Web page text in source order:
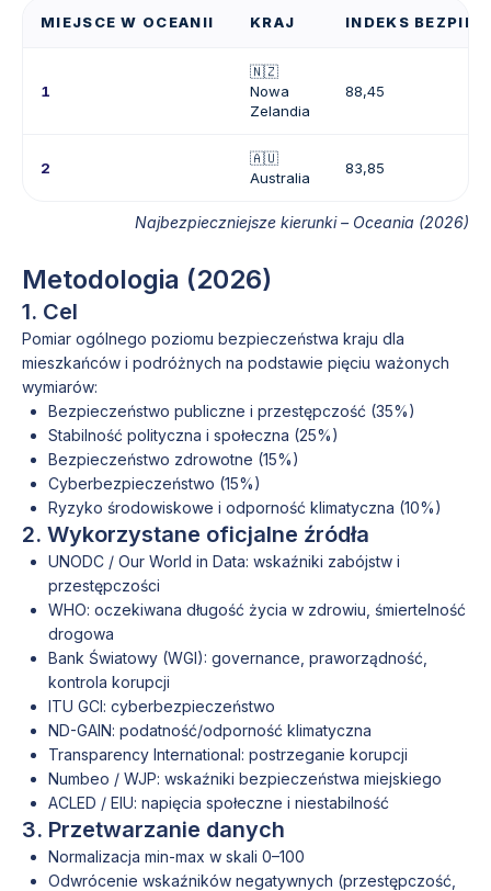
MIEJSCE W OCEANII KRAJ INDEKS
1
🇳🇿
Nowa
Zelandia
88,45
2
🇦🇺
Australia
83,85
Najbezpieczniejsze kierunki – Oceania (2026)
Metodologia (2026)
1. Cel
Pomiar ogólnego poziomu bezpieczeństwa kraju dla
mieszkańców i podróżnych na podstawie pięciu ważonych
wymiarów:
Bezpieczeństwo publiczne i przestępczość (35%)
Stabilność polityczna i społeczna (25%)
Bezpieczeństwo zdrowotne (15%)
Cyberbezpieczeństwo (15%)
Ryzyko środowiskowe i odporność klimatyczna (10%)
2. Wykorzystane oficjalne źródła
UNODC / Our World in Data: wskaźniki zabójstw i
przestępczości
WHO: oczekiwana długość życia w zdrowiu, śmiertelność
drogowa
Bank Światowy (WGI): governance, praworządność,
kontrola korupcji
ITU GCI: cyberbezpieczeństwo
ND-GAIN: podatność/odporność klimatyczna
Transparency International: postrzeganie korupcji
Numbeo / WJP: wskaźniki bezpieczeństwa miejskiego
ACLED / EIU: napięcia społeczne i niestabilność
3. Przetwarzanie danych
Normalizacja min-max w skali 0–100
Odwrócenie wskaźników negatywnych (przestępczość,